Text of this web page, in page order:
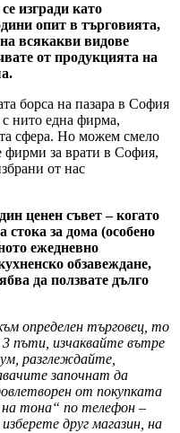
изгради като
опит в търговията,
всякакви видове
от продукцията на
борса на пазара в София
с нито една фирма,
сфера. Но можем смело
фирми за врати в София,
от нас
ценен съвет – когато
стока за дома (особено
ежедневно
обзавеждане,
да ползвате дълго
определен търговец, то
пъти, изчаквайте вътре
разглеждайте,
започнат да
от покупката
на тона“ по телефон –
друг магазин, на